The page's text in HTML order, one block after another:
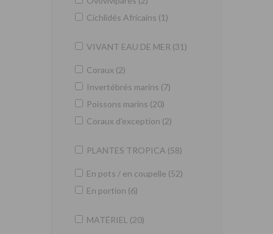
Cichlidés Africains (1)
VIVANT EAU DE MER (31)
Coraux (2)
Invertébrés marins (7)
Poissons marins (20)
Coraux d'exception (2)
PLANTES TROPICA (58)
En pots / en coupelle (52)
En portion (6)
MATÉRIEL (20)